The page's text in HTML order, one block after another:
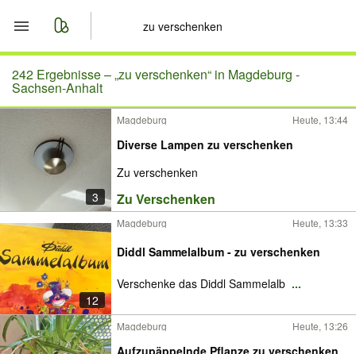
Start
Merkliste
Nachrichten
Anzeige aufgeben
242 Ergebnisse –„zu verschenken“ in Magdeburg -
Sachsen-Anhalt
3
Magdeburg Heute, 13:44
Diverse Lampen zu verschenken
Zu verschenken
Zu Verschenken
12
Magdeburg Heute, 13:33
Diddl Sammelalbum - zu verschenken
Verschenke das Diddl Sammelalb ...
Magdeburg Heute, 13:26